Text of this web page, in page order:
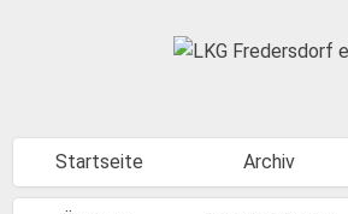
Startseite Archiv